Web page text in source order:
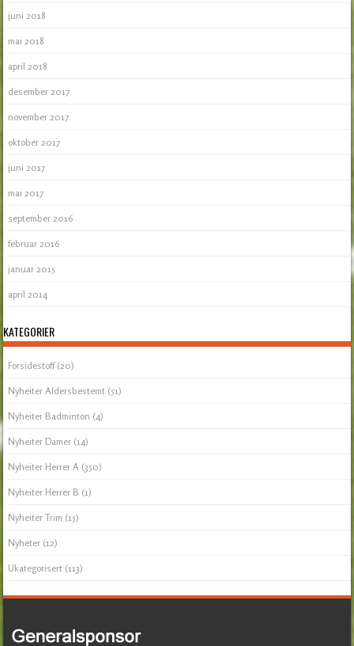
juni 2018
mai 2018
april 2018
desember 2017
november 2017
oktober 2017
juni 2017
mai 2017
september 2016
februar 2016
januar 2015
april 2014
KATEGORIER
Forsidestoff(20)
Nyheiter Aldersbestemt (51)
Nyheiter Badminton (4)
Nyheiter Damer (14)
Nyheiter Herrer A (350)
Nyheiter Herrer B (1)
Nyheiter Trim (15)
Nyheter (12)
Ukategorisert (113)